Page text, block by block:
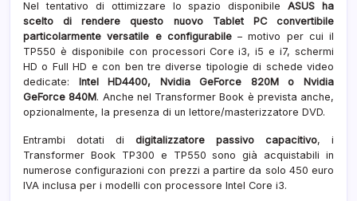
Nel tentativo di ottimizzare lo spazio disponibileASUS ha
scelto di rendere questo nuovo Tablet PC convertibile
particolarmente versatile e configurabile– motivo per cui il
TP550 è disponibile con processori Core i3, i5 e i7, schermi
HD o Full HD e con ben tre diverse tipologie di schede video
dedicate: Intel HD4400, Nvidia GeForce 820M o Nvidia
GeForce 840M. Anche nel Transformer Book è prevista anche,
opzionalmente, la presenza di un lettore/masterizzatore DVD.
Entrambi dotati di digitalizzatore passivo capacitivo, i
Transformer Book TP300 e TP550 sono già acquistabili in
numerose configurazioni con prezzi a partire da solo 450 euro
IVA inclusa per i modelli con processore Intel Core i3.